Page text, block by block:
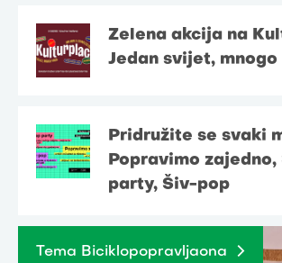
Zelena akcija na
Jedan svijet,
Pridružite se svaki
Popravimo zajedno,
party, Šiv-pop
Tema Biciklopopravljaona